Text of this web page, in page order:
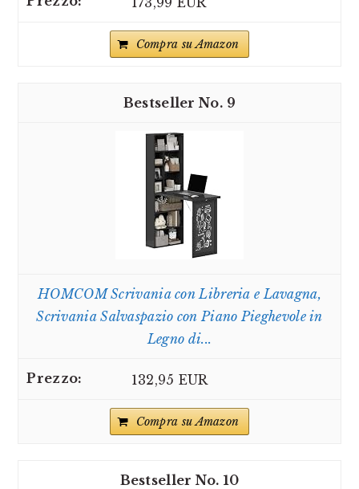
Compra su Amazon
9
HOMCOM Scrivania con Libreria e Lavagna,
Scrivania Salvaspazio con Piano Pieghevole in
Legno di...
132,95 EUR
Compra su Amazon
10